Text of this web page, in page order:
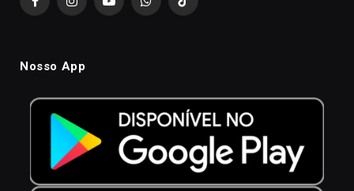
FacebookInstagramYouTubeWhatsAppTikTok
Nosso App